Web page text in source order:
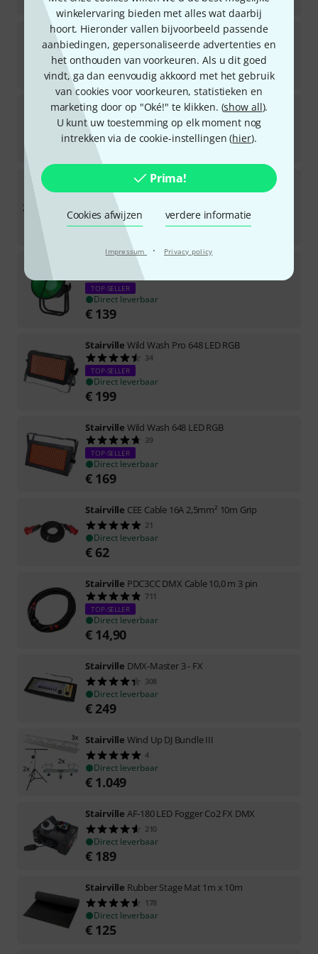
winkelervaring bieden met alles wat daarbij
hoort. Hieronder vallen bijvoorbeeld passende
aanbiedingen, gepersonaliseerde advertenties en
het onthouden van voorkeuren. Als u dit goed
vindt, ga dan eenvoudig akkoord met het gebruik
van cookies voor voorkeuren, statistieken en
marketing door op "Oké!" te klikken. (show all).
U kunt uw toestemming op elk moment nog
intrekken via de cookie-instellingen (hier).
Prima!
Cookies afwijzen verdere informatie
Impressum · Privacy policy
Stairville Octagon Theater CW/WW 36x1W
120
Direct leverbaar
€119
Stairville xBrick HEX 16x8W RGBAW UV
24
Direct leverbaar
198
Spannfix Ø 4mm Black 250 pcs.
19
TOP-SELLER
Direct leverbaar
€149
LED Vintage Bowl 30 RGBA DMX
TOP-SELLER
Direct leverbaar
€ 139
Stairville Wild Wash Pro 648 LED RGB
34
TOP-SELLER
Direct leverbaar
€ 199
Stairville Wild Wash 648 LED RGB
39
TOP-SELLER
Direct leverbaar
€ 169
Stairville CEE Cable 16A 2,5mm² 10m Grip
21
Direct leverbaar
€ 62
Stairville PDC3CC DMX Cable 10,0 m 3 pin
711
TOP-SELLER
Direct leverbaar
€ 14,90
Stairville DMX-Master 3 - FX
308
Direct leverbaar
€ 249
Stairville Wind Up DJ Bundle III
4
Direct leverbaar
€ 1.049
Stairville AF-180 LED Fogger Co2 FX DMX
210
Direct leverbaar
€ 189
Stairville Rubber Stage Mat 1m x 10m
178
Direct leverbaar
€ 125